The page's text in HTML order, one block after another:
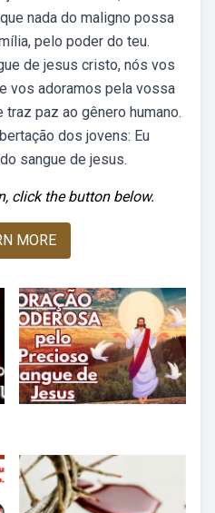
nada do maligno possa
pelo poder do teu.
de jesus cristo, nós vos
vos adoramos pela vossa
paz ao gênero humano.
dos jovens: Eu
sangue de jesus.
click the button below.
MORE